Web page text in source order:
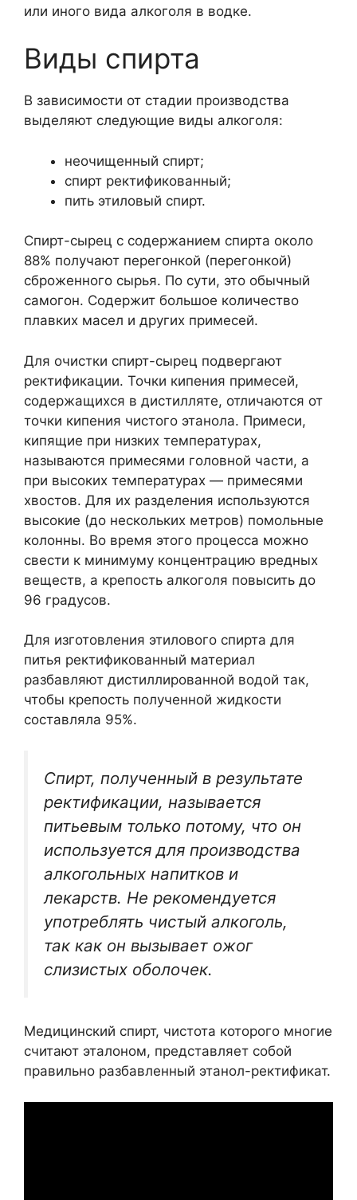
или иного вида алкоголя в водке.
Виды спирта
В зависимости от стадии производства
выделяют следующие виды алкоголя:
неочищенный спирт;
спирт ректификованный;
пить этиловый спирт.
Спирт-сырец с содержанием спирта около
88% получают перегонкой (перегонкой)
сброженного сырья. По сути, это обычный
самогон. Содержит большое количество
плавких масел и других примесей.
Для очистки спирт-сырец подвергают
ректификации. Точки кипения примесей,
содержащихся в дистилляте, отличаются от
точки кипения чистого этанола. Примеси,
кипящие при низких температурах,
называются примесями головной части, а
при высоких температурах — примесями
хвостов. Для их разделения используются
высокие (до нескольких метров) помольные
колонны. Во время этого процесса можно
свести к минимуму концентрацию вредных
веществ, а крепость алкоголя повысить до
96 градусов.
Для изготовления этилового спирта для
питья ректификованный материал
разбавляют дистиллированной водой так,
чтобы крепость полученной жидкости
составляла 95%.
Спирт, полученный в результате
ректификации, называется
питьевым только потому, что он
используется для производства
алкогольных напитков и
лекарств. Не рекомендуется
употреблять чистый алкоголь,
так как он вызывает ожог
слизистых оболочек.
Медицинский спирт, чистота которого многие
считают эталоном, представляет собой
правильно разбавленный этанол-ректификат.